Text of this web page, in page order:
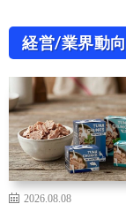
経営/業界動向
2026.08.08